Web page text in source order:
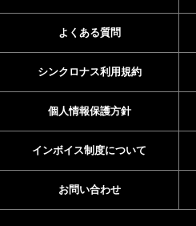
よくある質問
シンクロナス利用規約
個人情報保護方針
インボイス制度について
お問い合わせ